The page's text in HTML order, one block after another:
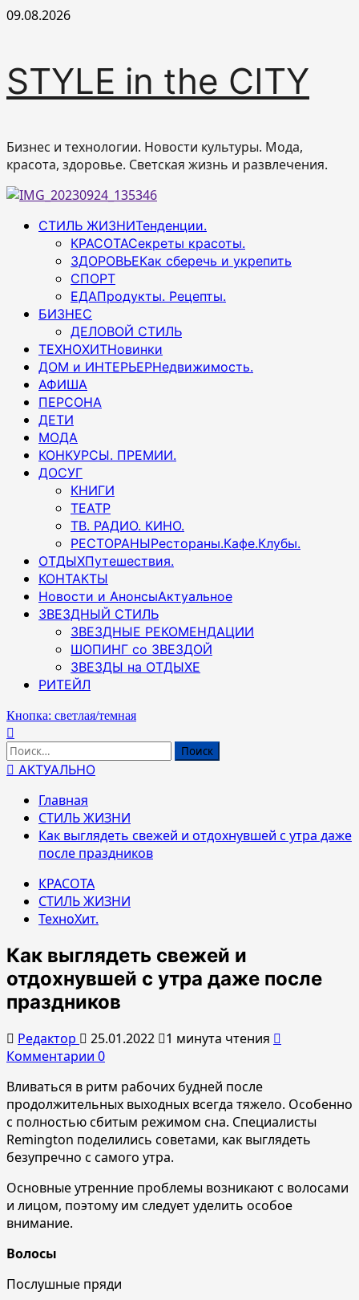
Перейти
09.08.2026
STYLE in the CITY
Бизнес и технологии. Новости культуры. Мода,
красота, здоровье. Светская жизнь и развлечения.
Основное
СТИЛЬ ЖИЗНИТенденции.
КРАСОТАСекреты красоты.
ЗДОРОВЬЕКак сберечь и укрепить
СПОРТ
ЕДАПродукты. Рецепты.
БИЗНЕС
ДЕЛОВОЙ СТИЛЬ
ТЕХНОХИТНовинки
ДОМ и ИНТЕРЬЕРНедвижимость.
АФИША
ПЕРСОНА
ДЕТИ
МОДА
КОНКУРСЫ. ПРЕМИИ.
ДОСУГ
КНИГИ
ТЕАТР
ТВ. РАДИО. КИНО.
РЕСТОРАНЫРестораны.Кафе.Клубы.
ОТДЫХПутешествия.
КОНТАКТЫ
Новости и АнонсыАктуальное
ЗВЕЗДНЫЙ СТИЛЬ
ЗВЕЗДНЫЕ РЕКОМЕНДАЦИИ
ШОПИНГ со ЗВЕЗДОЙ
ЗВЕЗДЫ на ОТДЫХЕ
РИТЕЙЛ
Кнопка: светлая/темная
Найти:
АКТУАЛЬНО
Главная
СТИЛЬ ЖИЗНИ
Как выглядеть свежей и отдохнувшей с утра даже
после праздников
КРАСОТА
СТИЛЬ ЖИЗНИ
ТехноХит.
Как выглядеть свежей и
отдохнувшей с утра даже после
праздников
Редактор 25.01.2022
1 минута чтения
Комментарии 0
Вливаться в ритм рабочих будней после
продолжительных выходных всегда тяжело. Особенно
с полностью сбитым режимом сна. Специалисты
Remington поделились советами, как выглядеть
безупречно с самого утра.
Основные утренние проблемы возникают с волосами
и лицом, поэтому им следует уделить особое
внимание.
Волосы
Послушные пряди